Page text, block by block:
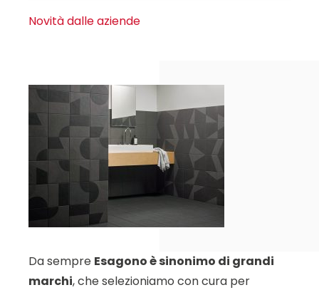
Novità dalle aziende
Da sempre Esagono è sinonimo di grandi
marchi, che selezioniamo con cura per